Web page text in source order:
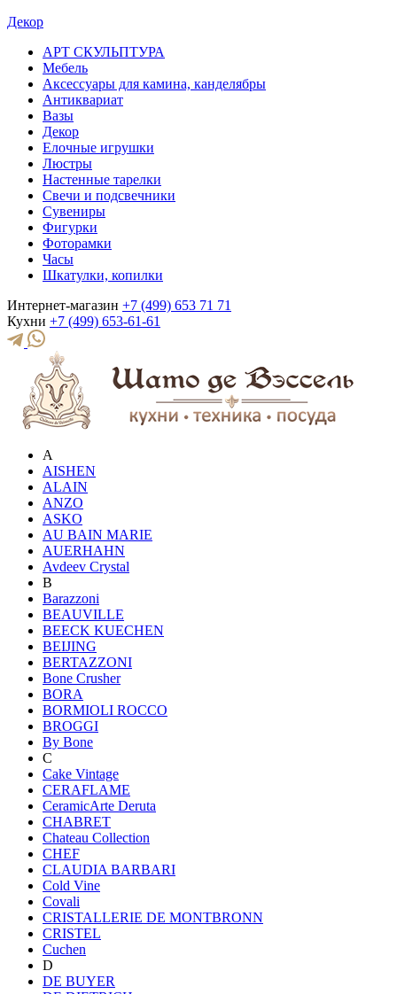
Декор
АРТ СКУЛЬПТУРА
Мебель
Аксессуары для камина, канделябры
Антиквариат
Вазы
Декор
Елочные игрушки
Люстры
Настенные тарелки
Свечи и подсвечники
Сувениры
Фигурки
Фоторамки
Часы
Шкатулки, копилки
Интернет-магазин +7 (499) 653 71 71
Кухни +7 (499) 653-61-61
A
AISHEN
ALAIN
ANZO
ASKO
AU BAIN MARIE
AUERHAHN
Avdeev Crystal
B
Barazzoni
BEAUVILLE
BEECK KUECHEN
BEIJING
BERTAZZONI
Bone Crusher
BORA
BORMIOLI ROCCO
BROGGI
By Bone
C
Cake Vintage
CERAFLAME
CeramicArte Deruta
CHABRET
Chateau Collection
CHEF
CLAUDIA BARBARI
Cold Vine
Covali
CRISTALLERIE DE MONTBRONN
CRISTEL
Cuchen
D
DE BUYER